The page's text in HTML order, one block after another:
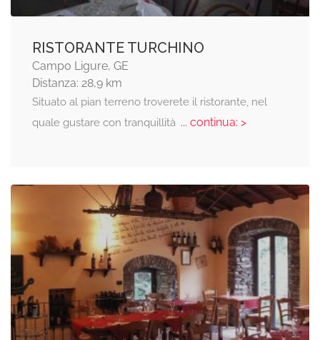
RISTORANTE TURCHINO
Campo Ligure, GE
Distanza: 28,9 km
Situato al pian terreno troverete il ristorante, nel
quale gustare con tranquillità... continua: >